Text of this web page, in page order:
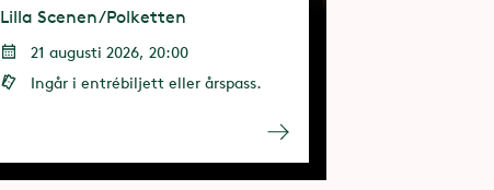
Lilla Scenen/Polketten
21 augusti 2026, 20:00
Ingår i entrébiljett eller årspass.